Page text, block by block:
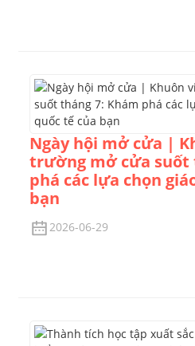
Ngày hội mở cửa |
trường mở cửa suốt
phá các lựa chọn
bạn
2026-06-29